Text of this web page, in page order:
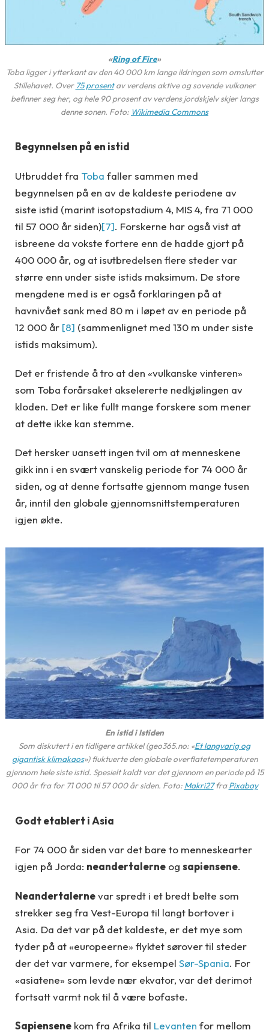
«Ring of Fire»
Toba ligger i ytterkant av den 40 000 km lange ildringen som omslutter
Stillehavet. Over 75 prosentav verdens aktive og sovende vulkaner
befinner seg her, og hele 90 prosent av verdens jordskjelv skjer langs
denne sonen. Foto: Wikimedia Commons
Begynnelsen på en istid
Utbruddet fra Toba faller sammen med
begynnelsen på en av de kaldeste periodene av
siste istid (marint isotopstadium 4, MIS 4, fra 71 000
til 57 000 år siden)[7]. Forskerne har også vist at
isbreene da vokste fortere enn de hadde gjort på
400 000 år, og at isutbredelsen flere steder var
større enn under siste istids maksimum. De store
mengdene med is er også forklaringen på at
havnivået sank med 80 m i løpet av en periode på
12 000 år [8] (sammenlignet med 130 m under siste
istids maksimum).
Det er fristende å tro at den «vulkanske vinteren»
som Toba forårsaket akselererte nedkjølingen av
kloden. Det er like fullt mange forskere som mener
at dette ikke kan stemme.
Det hersker uansett ingen tvil om at menneskene
gikk inn i en svært vanskelig periode for 74 000 år
siden, og at denne fortsatte gjennom mange tusen
år, inntil den globale gjennomsnittstemperaturen
igjen økte.
En istid i Istiden
Som diskutert i en tidligere artikkel (geo365.no: «Et langvarig og
gigantisk klimakaos») fluktuerte den globale overflatetemperaturen
gjennom hele siste istid. Spesielt kaldt var det gjennom en periode på 15
000 år fra for 71 000 til 57 000 år siden. Foto: Makri27fraPixabay
Godt etablert i Asia
For 74 000 år siden var det bare to menneskearter
igjen på Jorda: neandertalerne og sapiensene.
Neandertalernevar spredt i et bredt belte som
strekker seg fra Vest-Europa til langt bortover i
Asia. Da det var på det kaldeste, er det mye som
tyder på at «europeerne» flyktet sørover til steder
der det var varmere, for eksempel Sør-Spania. For
«asiatene» som levde nær ekvator, var det derimot
fortsatt varmt nok til å være bofaste.
Sapiensene kom fra Afrika til Levanten for mellom